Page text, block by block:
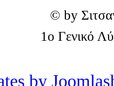
© by
1o Γενικό
by